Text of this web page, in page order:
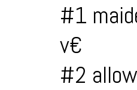
#1
v€
#2